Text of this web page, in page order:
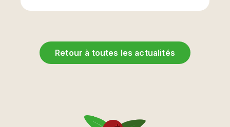
Retour à toutes les actualités